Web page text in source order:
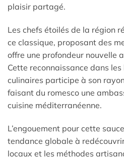
plaisir partagé.
Les chefs étoilés de la région
ce classique, proposant des
offre une profondeur nouvelle
Cette reconnaissance dans
culinaires participe à son
faisant du romesco une
cuisine méditerranéenne.
L’engouement pour cette
tendance globale à
locaux et les méthodes